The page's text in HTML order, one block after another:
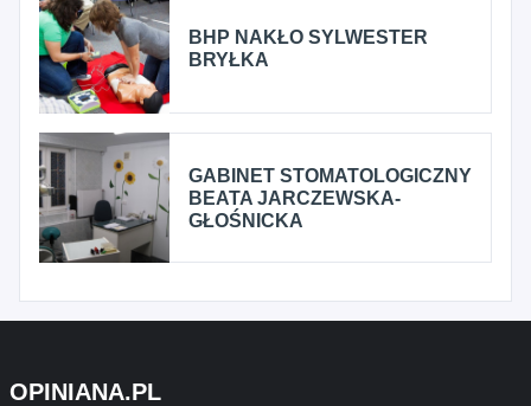
BHP NAKŁO SYLWESTER
BRYŁKA
GABINET STOMATOLOGICZNY
BEATA JARCZEWSKA-
GŁOŚNICKA
OPINIANA.PL